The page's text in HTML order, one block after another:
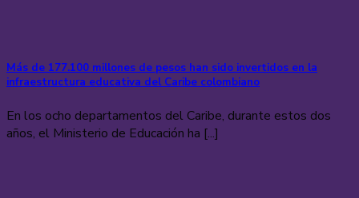
Más de 177.100 millones de pesos han sido invertidos en la
infraestructura educativa del Caribe colombiano
En los ocho departamentos del Caribe, durante estos dos
años, el Ministerio de Educación ha [...]